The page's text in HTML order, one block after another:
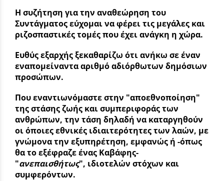
Η συζήτηση για την αναθεώρηση του
Συντάγματοςεύχομαι να φέρει τις μεγάλες και
ριζοσπαστικές τομές που έχει ανάγκη η χώρα.
Ευθύς εξαρχής ξεκαθαρίζω ότι ανήκω σε έναν
εναπομείναντα αριθμό αδιόρθωτων δημόσιων
προσώπων.
Που εναντιωνόμαστε στην "αποεθνοποίηση"
της στάσης ζωής και συμπεριφοράς των
ανθρώπων, την τάση δηλαδή να καταργηθούν
οι όποιες εθνικές ιδιαιτερότητες των λαών, με
γνώμονα την εξυπηρέτηση, εμφανώς ή -όπως
θα το εξέφραζε ένας Καβάφης-
"ανεπαισθήτως", ιδιοτελών στόχων και
συμφερόντων.